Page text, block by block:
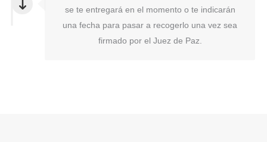
se te entregará en el momento o te indicarán
una fecha para pasar a recogerlo una vez sea
firmado por el Juez de Paz.